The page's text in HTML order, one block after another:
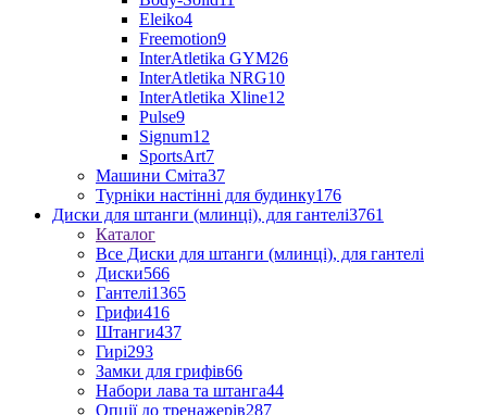
Eleiko4
Freemotion9
InterAtletika GYM26
InterAtletika NRG10
InterAtletika Xline12
Pulse9
Signum12
SportsArt7
Машини Сміта37
Турніки настінні для будинку176
Диски для штанги (млинці), для гантелі3761
Каталог
Все Диски для штанги (млинці), для гантелі
Диски566
Гантелі1365
Грифи416
Штанги437
Гирі293
Замки для грифів66
Набори лава та штанга44
Опції до тренажерів287